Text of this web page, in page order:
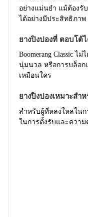
อย่างแม่นยำ แม้ต้องรั
ได้อย่างมีประสิทธิภาพ
ยางปิงปองที่ ตอบโต้
Boomerang Classic
นุ่มนวล หรือการบล็อก
เหมือนใคร
ยางปิงปองเหมาะสำ
สำหรับผู้ที่หลงใหลใน
ในการตั้งรับและควา